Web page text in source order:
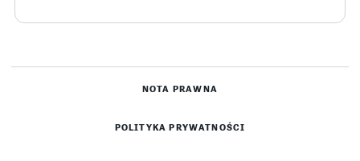
NOTA PRAWNA
POLITYKA PRYWATNOŚCI